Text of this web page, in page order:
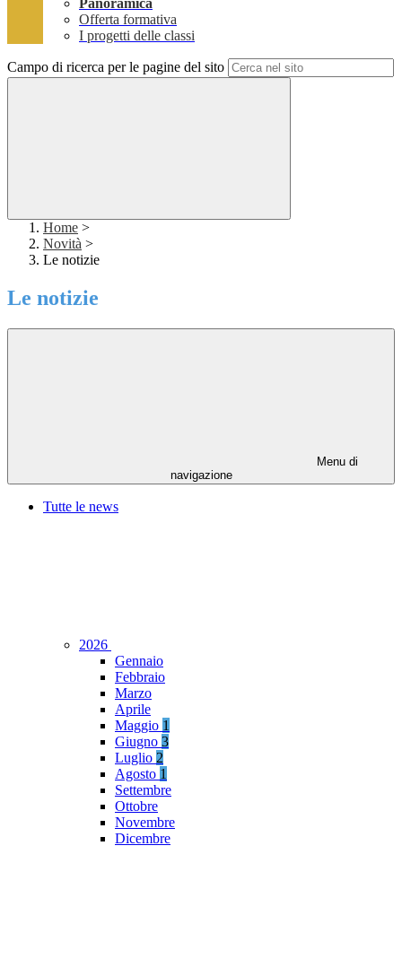
Panoramica
Offerta formativa
I progetti delle classi
Campo di ricerca per le pagine del sito
Home >
Novità >
Le notizie
Le notizie
Menu di
navigazione
Tutte le news
2026
Gennaio
Febbraio
Marzo
Aprile
Maggio 1
Giugno 3
Luglio 2
Agosto 1
Settembre
Ottobre
Novembre
Dicembre